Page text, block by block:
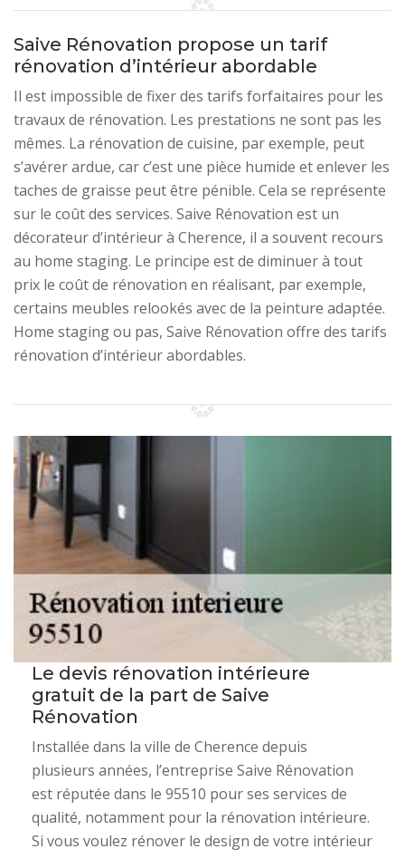
Saive Rénovation propose un tarif
rénovation d’intérieur abordable
Il est impossible de fixer des tarifs forfaitaires pour les
travaux de rénovation. Les prestations ne sont pas les
mêmes. La rénovation de cuisine, par exemple, peut
s’avérer ardue, car c’est une pièce humide et enlever les
taches de graisse peut être pénible. Cela se représente
sur le coût des services. Saive Rénovation est un
décorateur d’intérieur à Cherence, il a souvent recours
au home staging. Le principe est de diminuer à tout
prix le coût de rénovation en réalisant, par exemple,
certains meubles relookés avec de la peinture adaptée.
Home staging ou pas, Saive Rénovation offre des tarifs
rénovation d’intérieur abordables.
Le devis rénovation intérieure
gratuit de la part de Saive
Rénovation
Installée dans la ville de Cherence depuis
plusieurs années, l’entreprise Saive Rénovation
est réputée dans le 95510 pour ses services de
qualité, notamment pour la rénovation intérieure.
Si vous voulez rénover le design de votre intérieur